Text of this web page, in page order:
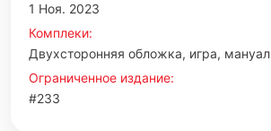
1 Ноя. 2023
Комплеки:
Двухсторонняя обложка, игра, мануал
Ограниченное издание:
#233